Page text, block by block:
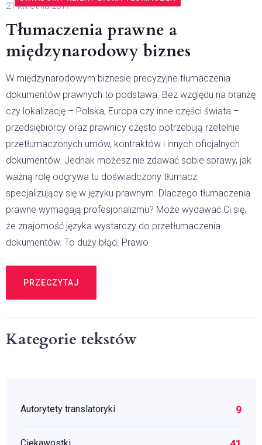
Tłumaczenia prawne a
międzynarodowy biznes
W międzynarodowym biznesie precyzyjne tłumaczenia
dokumentów prawnych to podstawa. Bez względu na branżę
czy lokalizację – Polska, Europa czy inne części świata –
przedsiębiorcy oraz prawnicy często potrzebują rzetelnie
przetłumaczonych umów, kontraktów i innych oficjalnych
dokumentów. Jednak możesz nie zdawać sobie sprawy, jak
ważną rolę odgrywa tu doświadczony tłumacz
specjalizujący się w języku prawnym. Dlaczego tłumaczenia
prawne wymagają profesjonalizmu? Może wydawać Ci się,
że znajomość języka wystarczy do przetłumaczenia
dokumentów. To duży błąd. Prawo
PRZECZYTAJ
21 kwietnia 2017
Kategorie tekstów
Autorytety translatoryki 9